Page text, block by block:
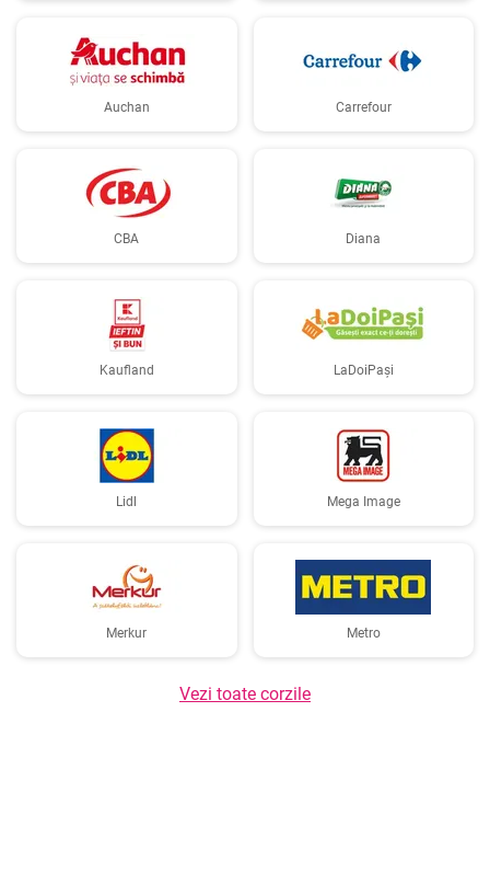
Auchan Carrefour
CBA Diana
Kaufland LaDoiPași
Lidl Mega Image
Merkur Metro
Vezi toate corzile